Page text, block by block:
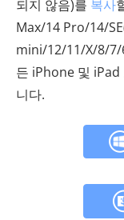
되지 않음)를 복사
Max/14 Pro/14/
mini/12/11/X/8/7/
든 iPhone 및 iPad
니다.